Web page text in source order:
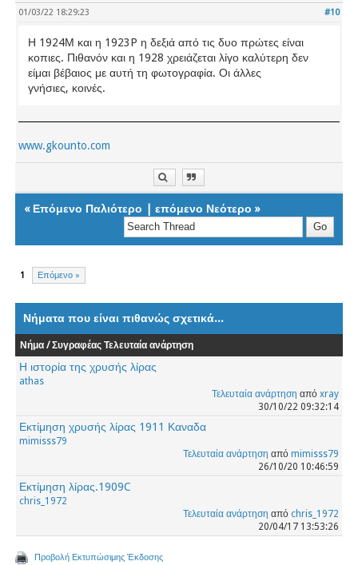
#10
01/03/22 18:29:23
Η 1924Μ και η 1923P η δεξιά από τις δυο πρώτες είναι
κοπιες. Πιθανόν και η 1928 χρειάζεται λίγο καλύτερη δεν
είμαι βέβαιος με αυτή τη φωτογραφία. Οι άλλες
γνήσιες, κοινές.
www.gkounto.com
« Επόμενο Παλιότερο |επόμενο Νεότερο »
1 Επόμενο »
Νήματα που είναι πιθανώς σχετικά...
Νήμα / Συγραφέας Τελευταία ανάρτηση
Η ιστορία της χρυσής λίρας
athas
Τελευταία ανάρτηση από xray
30/10/22 09:32:14
Εκτίμηση χρυσής λίρας 1911 Καναδα
mimisss79
Τελευταία ανάρτηση από mimisss79
26/10/20 10:46:59
Εκτίμηση λίρας.1909C
chris_1972
Τελευταία ανάρτηση από chris_1972
20/04/17 13:53:26
Προβολή Εκτυπώσιμης Έκδοσης